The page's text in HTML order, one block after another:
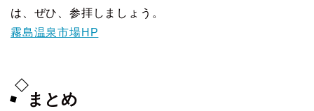
は、ぜひ、参拝しましょう。
霧島温泉市場HP
まとめ